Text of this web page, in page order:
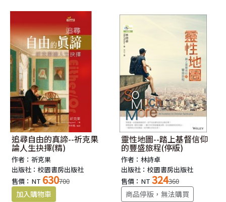
追尋自由的真諦--祈克果
論人生抉擇(精)
作者：祈克果
出版社：校園書房出版社
售價：NT 630700
靈性地圖--踏上基督信仰
的豐盛旅程(停版)
作者：林詩卓
出版社：校園書房出版社
售價：NT 324360
商品停版，無法購買